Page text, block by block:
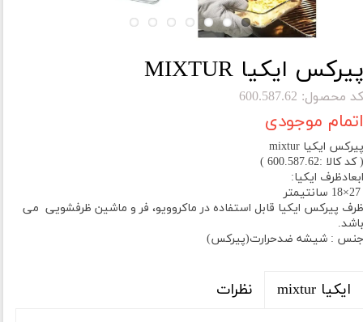
پیرکس ایکیا MIXTUR
کد محصول: 600.587.62
اتمام موجودی
پیرکس ایکیا mixtur
( کد کالا :600.587.62 )
ابعادظرف ایکیا:
ظرف پیرکس ایکیا قابل استفاده در ماکروویو، فر و ماشین ظرفشویی می
باشد.
جنس : شیشه ضدحرارت(پیرکس)
ایکیا mixtur نظرات